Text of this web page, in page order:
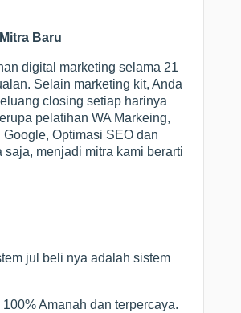
Baru
digital marketing selama 21
Selain marketing kit, Anda
closing setiap harinya
pelatihan WA Markeing,
Optimasi SEO dan
menjadi mitra kami berarti
jul beli nya adalah sistem
Amanah dan terpercaya.